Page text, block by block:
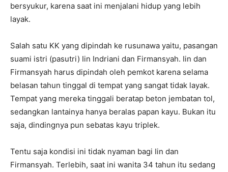
bersyukur, karena saat ini menjalani hidup yang lebih
layak.
Salah satu KK yang dipindah ke rusunawa yaitu, pasangan
suami istri (pasutri) Iin Indriani dan Firmansyah. Iin dan
Firmansyah harus dipindah oleh pemkot karena selama
belasan tahun tinggal di tempat yang sangat tidak layak.
Tempat yang mereka tinggali beratap beton jembatan tol,
sedangkan lantainya hanya beralas papan kayu. Bukan itu
saja, dindingnya pun sebatas kayu triplek.
Tentu saja kondisi ini tidak nyaman bagi Iin dan
Firmansyah. Terlebih, saat ini wanita 34 tahun itu sedang